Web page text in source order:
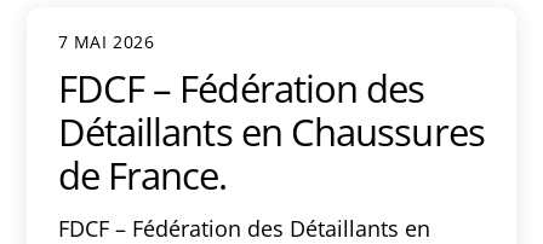
7 MAI 2026
FDCF – Fédération des
Détaillants en Chaussures
de France.
FDCF – Fédération des Détaillants en